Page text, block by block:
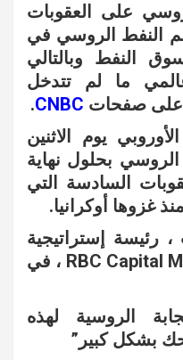
على العقوبات
النفط الروسي في
النفط وبالتالي
ما لم تتدخل
على صفحات CNBC
.
يوم الاثنين
الروسي بحلول نهاية
السادسة التي
غزوها أوكرانيا.
رئيسة إستراتيجية
السلع العالمية في RBC Capital Markets ، في
الروسية لهذه
بشكل كبير”